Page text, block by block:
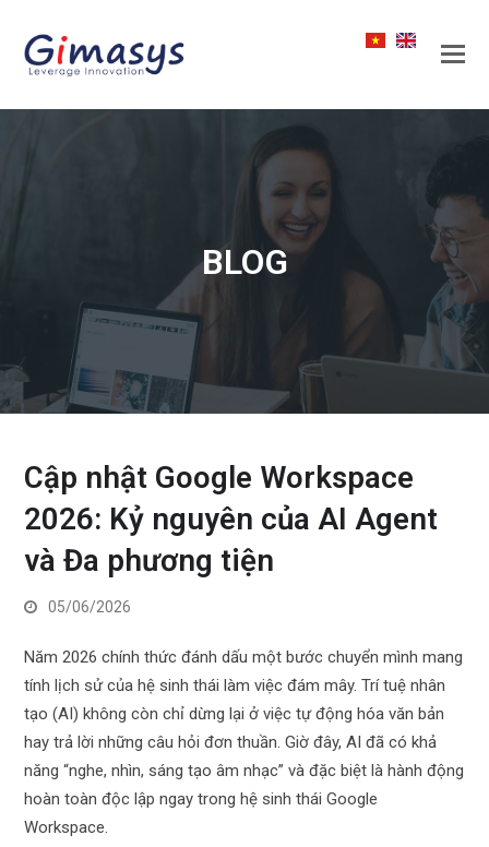
BLOG
Cập nhật Google Workspace
2026: Kỷ nguyên của AI Agent
và Đa phương tiện
05/06/2026
Năm 2026 chính thức đánh dấu một bước chuyển mình mang
tính lịch sử của hệ sinh thái làm việc đám mây. Trí tuệ nhân
tạo (AI) không còn chỉ dừng lại ở việc tự động hóa văn bản
hay trả lời những câu hỏi đơn thuần. Giờ đây, AI đã có khả
năng “nghe, nhìn, sáng tạo âm nhạc” và đặc biệt là hành động
hoàn toàn độc lập ngay trong hệ sinh thái Google
Workspace.